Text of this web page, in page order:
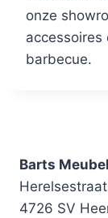
onze
accessoires
barbecue.
Barts
4726 SV